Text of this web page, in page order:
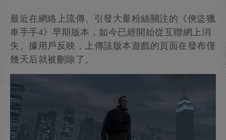
最近在網絡上流傳、引發大量粉絲關注的《俠盜獵
車手手4》早期版本，如今已經開始從互聯網上消
失。據用戶反映，上傳該版本遊戲的頁面在發布僅
幾天后就被刪除了。